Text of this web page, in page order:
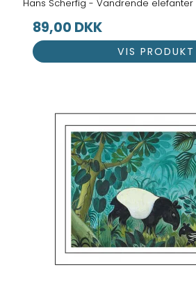
Hans Scherfig - Vandrende elefanter
89,00 DKK
VIS PRODUKT